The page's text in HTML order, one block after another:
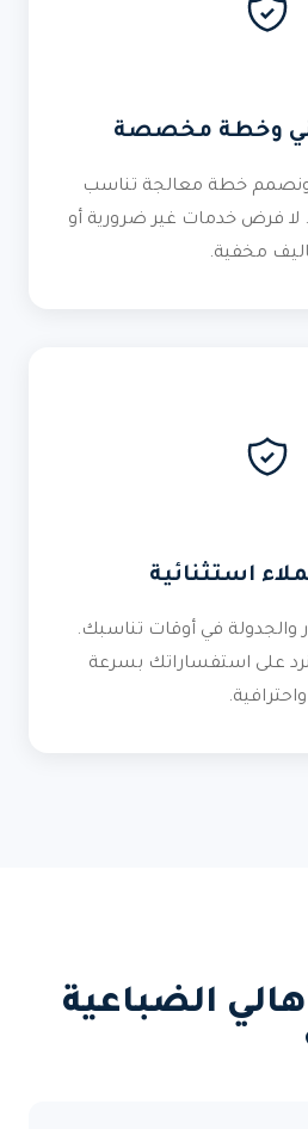
وخطة مخصصة
ونصمم خطة معالجة تناسب
لا فرض خدمات غير ضرورية أو
مخفية.
استثنائية
والجدولة في أوقات تناسبك.
على استفساراتك بسرعة
واحترافية.
الضباعية